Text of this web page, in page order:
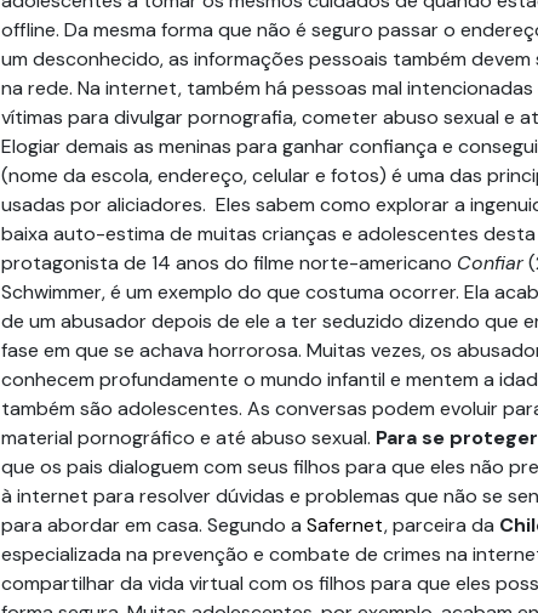
offline. Da mesma forma que não é seguro passar o
um desconhecido, as informações pessoais também devem
na rede. Na internet, também há pessoas mal
vítimas para divulgar pornografia, cometer abuso sexual e
Elogiar demais as meninas para ganhar confiança e
(nome da escola, endereço, celular e fotos) é uma das
usadas por aliciadores. Eles sabem como explorar a
baixa auto-estima de muitas crianças e adolescentes desta
protagonista de 14 anos do filme norte-americano Confiar
Schwimmer, é um exemplo do que costuma ocorrer. Ela
de um abusador depois de ele a ter seduzido dizendo que
fase em que se achava horrorosa. Muitas vezes, os
conhecem profundamente o mundo infantil e mentem a
também são adolescentes. As conversas podem evoluir
material pornográfico e até abuso sexual. Para se proteger
que os pais dialoguem com seus filhos para que eles não
à internet para resolver dúvidas e problemas que não se
para abordar em casa. Segundo a Safernet, parceira da
especializada na prevenção e combate de crimes na
compartilhar da vida virtual com os filhos para que eles